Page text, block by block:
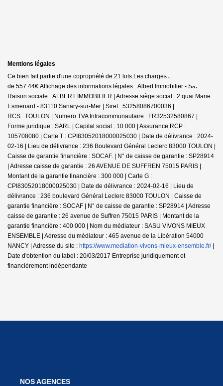
Mentions légales
Ce bien fait partie d'une copropriété de 21 lots.Les charges annuelles sont
de 557.44€.Affichage des informations légales : Albert Immobilier - Sanary |
Raison sociale : ALBERT IMMOBILIER | Adresse siège social : 2 quai Marie
Esmenard - 83110 Sanary-sur-Mer | Siret : 53258086700036 |
RCS : TOULON | Numero TVA Intracommunautaire : FR32532580867 |
Forme juridique : SARL | Capital social : 10 000 | Assurance RCP :
105708080 | Carte T : CPI83052018000025030 | Date de délivrance : 2024-
02-16 | Lieu de délivrance : 236 Boulevard Général Leclerc 83000 TOULON |
Caisse de garantie financière : SOCAF. | N° de caisse de garantie : SP28914
| Adresse caisse de garantie : 26 AVENUE DE SUFFREN 75015 PARIS |
Montant de la garantie financière : 300 000 | Carte G :
CPI83052018000025030 | Date de délivrance : 2024-02-16 | Lieu de
délivrance : 236 boulevard Général Leclerc 83000 TOULON | Caisse de
garantie financière : SOCAF | N° de caisse de garantie : SP28914 | Adresse
caisse de garantie : 26 avenue de Suffren 75015 PARIS | Montant de la
garantie financière : 400 000 | Nom du médiateur : SASU VIVONS MIEUX
ENSEMBLE | Adresse du médiateur : 465 avenue de la Libération 54000
NANCY | Adresse du site : https://www.mediation-vivons-mieux-ensemble.fr/|
Date d'obtention du label : 20/03/2017 Entreprise juridiquement et
financièrement indépendante
NOS AGENCES